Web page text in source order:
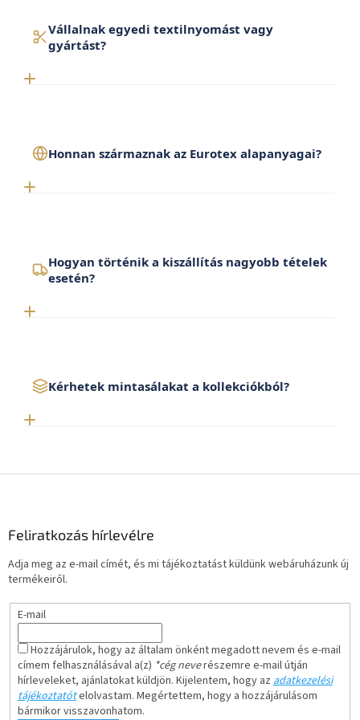
Vállalnak egyedi textilnyomást vagy
gyártást?
Honnan származnak az Eurotex alapanyagai?
Hogyan történik a kiszállítás nagyobb tételek
esetén?
Kérhetek mintasálakat a kollekciókból?
Feliratkozás hírlevélre
Adja meg az e-mail címét, és mi tájékoztatást küldünk webáruházunk új
termékeiről.
E-mail
Hozzájárulok, hogy az általam önként megadott nevem és e-mail
címem felhasználásával a(z) *cég neverészemre e-mail útján
hírleveleket, ajánlatokat küldjön. Kijelentem, hogy az adatkezelési
tájékoztatótelolvastam. Megértettem, hogy a hozzájárulásom
bármikor visszavonhatom.